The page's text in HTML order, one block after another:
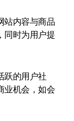
站内容与商品
同时为用户提
跃的用户社
业机会，如会